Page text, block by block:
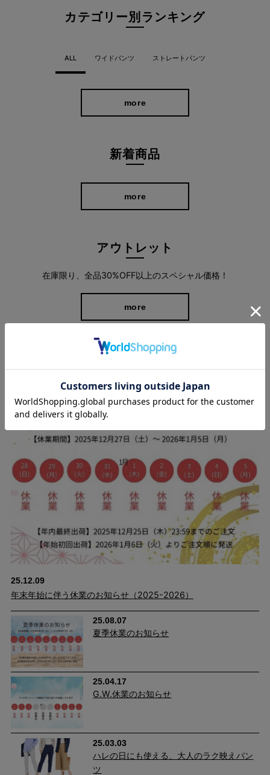
シーンを選ばない万能パンツ
クスした休日スタイルにも。 オンオフ問わず、幅広いシーンで大
活躍すること間違いなしの１本です。
カテゴリー別ランキング
ALL ワイドパンツ ストレートパンツ
more
新着商品
more
アウトレット
在庫限り、全品30%OFF以上のスペシャル価格！
more
スタッフブログ
25.12.09
年末年始に伴う休業のお知らせ（2025-2026）
25.08.07
夏季休業のお知らせ
25.04.17
G.W.休業のお知らせ
25.03.03
ハレの日にも使える、大人のラク映えパン
ツ